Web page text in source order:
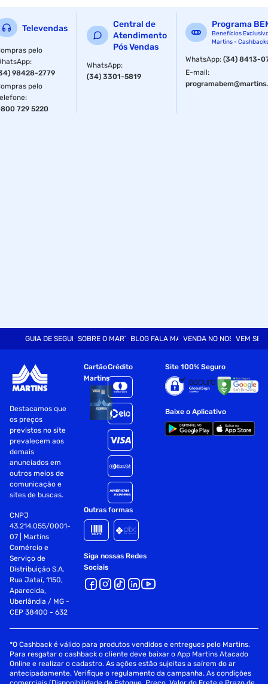
Televendas
pelo
:
98428-2779
pelo
:
729 5220
Central de
Atendimento
Pós Vendas
WhatsApp:
(34) 3301-5819
Programa
Benefícios
Martins -
WhatsApp:(34) 8413-
E-mail:
GUIA DE SEGURANÇASOBRE O MARTINSBLOG FALA MARTVENDA NO NOSSO SITE
VEM SER
Destacamos que
os preços
previstos no site
prevalecem aos
demais
anunciados em
outros meios de
comunicação e
sites de buscas.
CNPJ
43.214.055/0001-
07 | Martins
Comércio e
Serviço de
Distribuição S.A.
Rua Jataí, 1150,
Aparecida,
Uberlândia / MG -
CEP 38400 - 632
Cartão
Martins
Crédito
Outras formas
Siga nossas Redes
Sociais
Site 100% Seguro
Baixe o Aplicativo
*O Cashback é válido para produtos vendidos e entregues pelo Martins.
Para resgatar o cashback o cliente deve baixar o App Martins Atacado
Online e realizar o cadastro. As ações estão sujeitas a saírem do ar
antecipadamente. Verifique o regulamento da campanha. As condições